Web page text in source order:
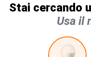
Stai cercando
Usa il